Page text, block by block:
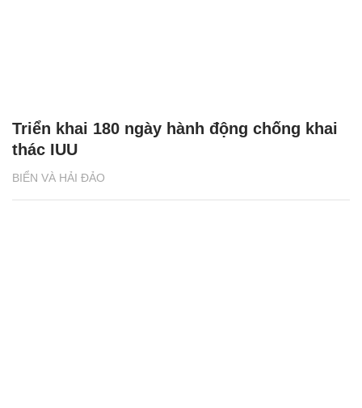
BIỂN VÀ HẢI ĐẢO
Triển khai 180 ngày hành động chống khai
thác IUU